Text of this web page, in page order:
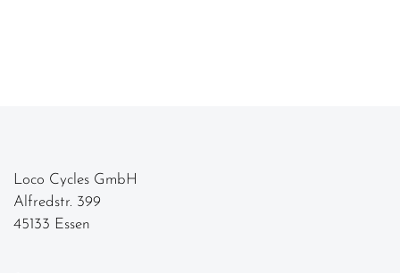
Loco Cycles GmbH
Alfredstr. 399
45133 Essen